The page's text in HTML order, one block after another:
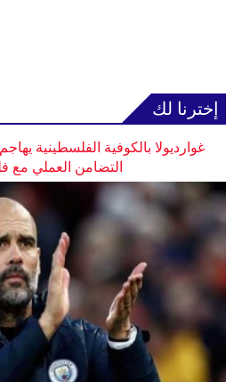
إخترنا لك
غوارديولا بالكوفية الفلسطينية
التضامن العملي مع